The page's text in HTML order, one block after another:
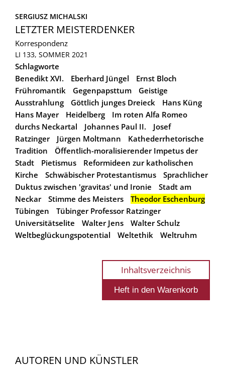
SERGIUSZ MICHALSKI
LETZTER MEISTERDENKER
Korrespondenz
LI 133, SOMMER 2021
Schlagworte
Benedikt XVI.
Eberhard Jüngel
Ernst Bloch
Frühromantik
Gegenpapsttum
Geistige
Ausstrahlung
Göttlich junges Dreieck
Hans Küng
Hans Mayer
Heidelberg
Im roten Alfa Romeo
durchs Neckartal
Johannes Paul II.
Josef
Ratzinger
Jürgen Moltmann
Kathederrhetorische
Tradition
Öffentlich-moralisierender Impetus der
Stadt
Pietismus
Reformideen zur katholischen
Kirche
Schwäbischer Protestantismus
Sprachlicher
Duktus zwischen 'gravitas' und Ironie
Stadt am
Neckar
Stimme des Meisters
Theodor Eschenburg
Tübingen
Tübinger Professor Ratzinger
Universitätselite
Walter Jens
Walter Schulz
Weltbeglückungspotential
Weltethik Weltruhm
Inhaltsverzeichnis
AUTOREN UND KÜNSTLER